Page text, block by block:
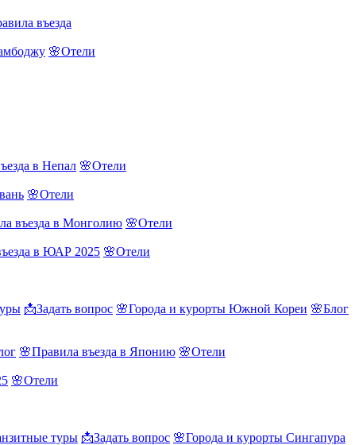
въезда
🌸Отели
в Непал 🌸Отели
🌸Отели
въезда в Монголию 🌸Отели
в ЮАР 2025 🌸Отели
📩Задать вопрос 🌸Города и курорты Южной Кореи 🌸Блог
🌸Правила въезда в Японию 🌸Отели
🌸Отели
туры 📩Задать вопрос 🌸Города и курорты Сингапура